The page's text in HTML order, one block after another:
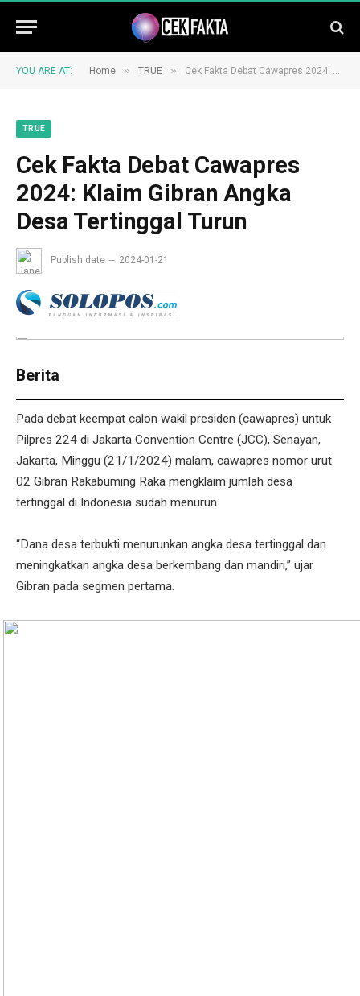
YOU ARE AT: Home » TRUE » Cek Fakta Debat Cawapres 2024: Klaim Gibran Angka Desa Tertinggal Turun
TRUE
Cek Fakta Debat Cawapres
2024: Klaim Gibran Angka
Desa Tertinggal Turun
Publish date 2024-01-21
Berita
Pada debat keempat calon wakil presiden (cawapres) untuk
Pilpres 224 di Jakarta Convention Centre (JCC), Senayan,
Jakarta, Minggu (21/1/2024) malam, cawapres nomor urut
02 Gibran Rakabuming Raka mengklaim jumlah desa
tertinggal di Indonesia sudah menurun.
“Dana desa terbukti menurunkan angka desa tertinggal dan
meningkatkan angka desa berkembang dan mandiri,” ujar
Gibran pada segmen pertama.